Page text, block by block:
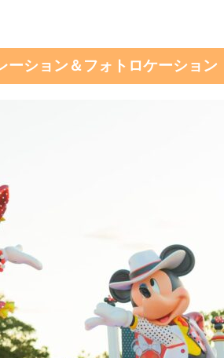
ーション＆フォトロケーション